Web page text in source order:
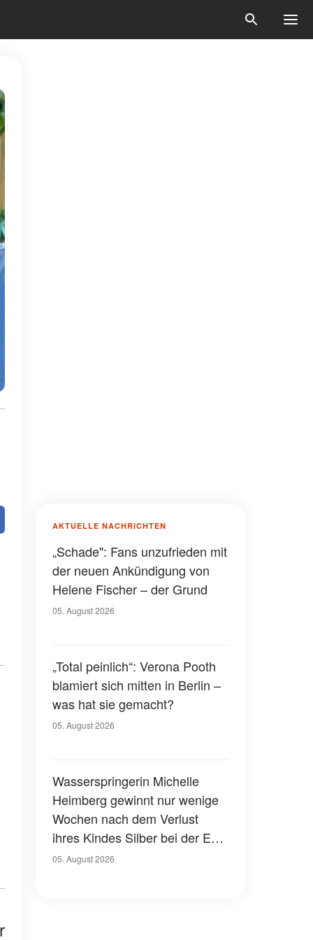
AKTUELLE NACHRICHTEN
„Schade": Fans unzufrieden mit
der neuen Ankündigung von
Helene Fischer – der Grund
05. August 2026
„Total peinlich“: Verona Pooth
blamiert sich mitten in Berlin –
was hat sie gemacht?
05. August 2026
Wasserspringerin Michelle
Heimberg gewinnt nur wenige
Wochen nach dem Verlust
ihres Kindes Silber bei der EM
– eine herzzerreißende
05. August 2026